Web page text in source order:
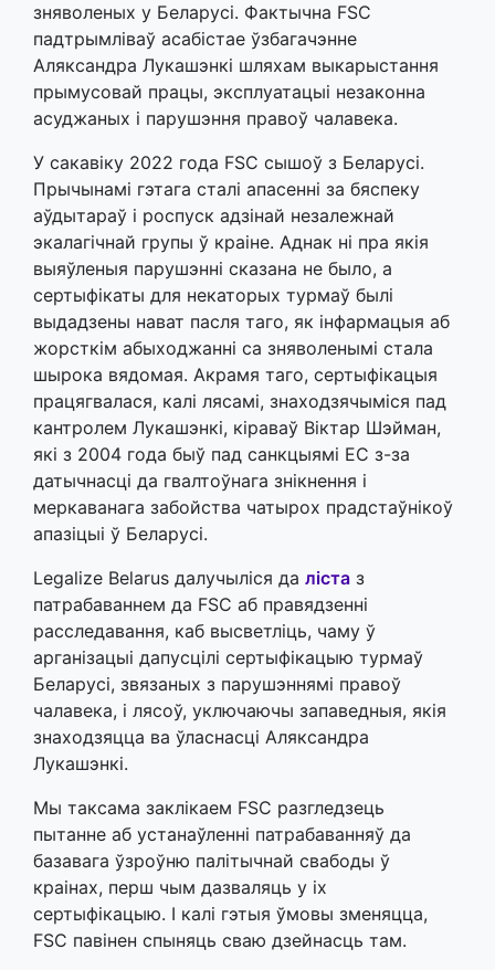
зняволеных у Беларусі. Фактычна FSC
падтрымліваў асабістае ўзбагачэнне
Аляксандра Лукашэнкі шляхам выкарыстання
прымусовай працы, эксплуатацыі незаконна
асуджаных і парушэння правоў чалавека.
У сакавіку 2022 года FSC сышоў з Беларусі.
Прычынамі гэтага сталі апасенні за бяспеку
аўдытараў і роспуск адзінай незалежнай
экалагічнай групы ў краіне. Аднак ні пра якія
выяўленыя парушэнні сказана не было, а
сертыфікаты для некаторых турмаў былі
выдадзены нават пасля таго, як інфармацыя аб
жорсткім абыходжанні са зняволенымі стала
шырока вядомая. Акрамя таго, сертыфікацыя
працягвалася, калі лясамі, знаходзячыміся пад
кантролем Лукашэнкі, кіраваў Віктар Шэйман,
які з 2004 года быў пад санкцыямі ЕС з-за
датычнасці да гвалтоўнага знікнення і
меркаванага забойства чатырох прадстаўнікоў
апазіцыі ў Беларусі.
Legalize Belarus далучыліся да ліста з
патрабаваннем да FSC аб правядзенні
расследавання, каб высветліць, чаму ў
арганізацыі дапусцілі сертыфікацыю турмаў
Беларусі, звязаных з парушэннямі правоў
чалавека, і лясоў, уключаючы запаведныя, якія
знаходзяцца ва ўласнасці Аляксандра
Лукашэнкі.
Мы таксама заклікаем FSC разгледзець
пытанне аб устанаўленні патрабаванняў да
базавага ўзроўню палітычнай свабоды ў
краінах, перш чым дазваляць у іх
сертыфікацыю. І калі гэтыя ўмовы зменяцца,
FSC павінен спыняць сваю дзейнасць там.